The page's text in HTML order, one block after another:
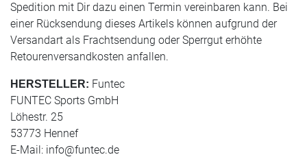
Spedition mit Dir dazu einen Termin vereinbaren kann. Bei
einer Rücksendung dieses Artikels können aufgrund der
Versandart als Frachtsendung oder Sperrgut erhöhte
Retourenversandkosten anfallen.
HERSTELLER: Funtec
FUNTEC Sports GmbH
Löhestr. 25
53773 Hennef
E-Mail: info@funtec.de